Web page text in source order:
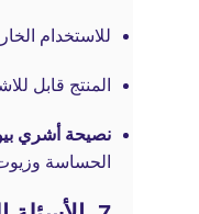
للاستخدام
المنتج قابل
نصيحة أشري
الحساسة